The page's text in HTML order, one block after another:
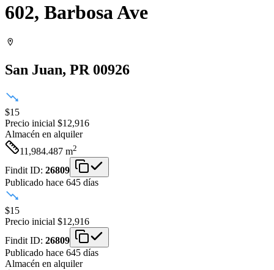
602, Barbosa Ave
San Juan, PR 00926
$15
Precio inicial $12,916
Almacén en alquiler
11,984.487 m2
Findit ID: 26809
Publicado hace 645 días
$15
Precio inicial $12,916
Findit ID: 26809
Publicado hace 645 días
Almacén en alquiler